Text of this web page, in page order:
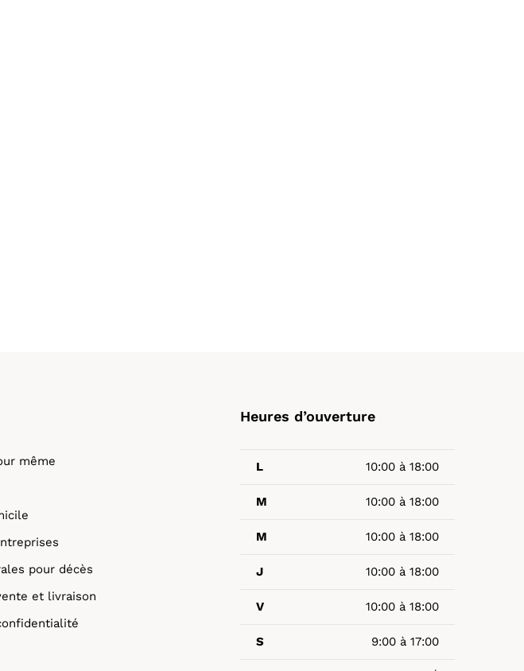
même
pour décès
et livraison
Heures d’ouverture
L 10:00 à 18:00
M 10:00 à 18:00
M 10:00 à 18:00
J 10:00 à 18:00
V 10:00 à 18:00
S 9:00 à 17:00